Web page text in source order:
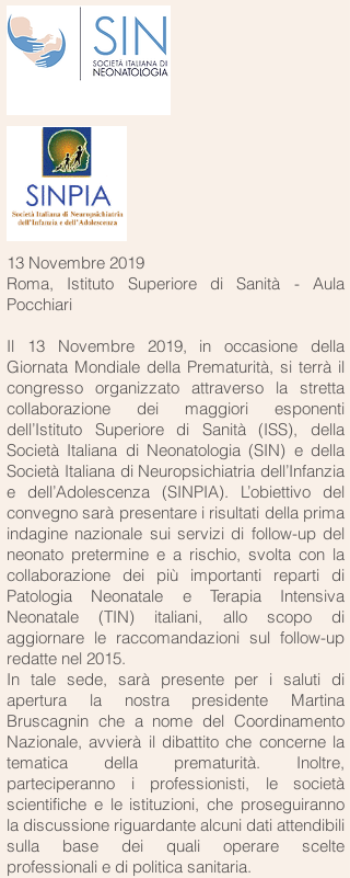
13 Novembre 2019
Roma, Istituto Superiore di Sanità - Aula
Pocchiari
Il 13 Novembre 2019, in occasione della
Giornata Mondiale della Prematurità, si terrà il
congresso organizzato attraverso la stretta
collaborazione dei maggiori esponenti
dell’Istituto Superiore di Sanità (ISS), della
Società Italiana di Neonatologia (SIN) e della
Società Italiana di Neuropsichiatria dell’Infanzia
e dell’Adolescenza (SINPIA). L’obiettivo del
convegno sarà presentare i risultati della prima
indagine nazionale sui servizi di follow-up del
neonato pretermine e a rischio, svolta con la
collaborazione dei più importanti reparti di
Patologia Neonatale e Terapia Intensiva
Neonatale (TIN) italiani, allo scopo di
aggiornare le raccomandazioni sul follow-up
redatte nel 2015.
In tale sede, sarà presente per i saluti di
apertura la nostra presidente Martina
Bruscagnin che a nome del Coordinamento
Nazionale, avvierà il dibattito che concerne la
tematica della prematurità. Inoltre,
parteciperanno i professionisti, le società
scientifiche e le istituzioni, che proseguiranno
la discussione riguardante alcuni dati attendibili
sulla base dei quali operare scelte
professionali e di politica sanitaria.